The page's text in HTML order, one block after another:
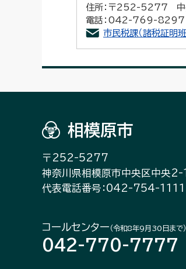
住所：〒252-5277 中
電話：042-769-
市民税課（諸税証明
相模原市
〒252-5277
神奈川県相模原市中央区中央
代表電話番号：042-754-1111
コールセンター （令和8年9月30日まで）
042-770-7777